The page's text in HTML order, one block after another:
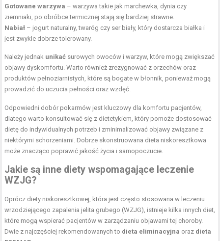
Gotowane warzywa – warzywa takie jak marchewka, dynia czy
ziemniaki, po obróbce termicznej stają się bardziej strawne.
Nabiał – jogurt naturalny, twaróg czy ser biały, który dostarcza białka i
jest zwykle dobrze tolerowany.
Należy jednak unikać surowych owoców i warzyw, które mogą zwiększać
objawy dyskomfortu. Warto również zrezygnować z orzechów oraz
produktów pełnoziarnistych, które są bogate w błonnik, ponieważ mogą
prowadzić do uczucia pełności oraz wzdęć.
Odpowiedni dobór pokarmów jest kluczowy dla komfortu pacjentów,
dlatego warto konsultować się z dietetykiem, który pomoże dostosować
dietę do indywidualnych potrzeb i zminimalizować objawy związane z
niektórymi schorzeniami. Dobrze skonstruowana dieta niskoresztkowa
może znacząco poprawić jakość życia i samopoczucie.
Jakie są inne diety wspomagające leczenie
WZJG?
Oprócz diety niskoresztkowej, która jest często stosowana w leczeniu
wrzodziejącego zapalenia jelita grubego (WZJG), istnieje kilka innych diet,
które mogą wspierać pacjentów w zarządzaniu objawami tej choroby.
Dwie z najczęściej rekomendowanych to dieta eliminacyjna oraz dieta